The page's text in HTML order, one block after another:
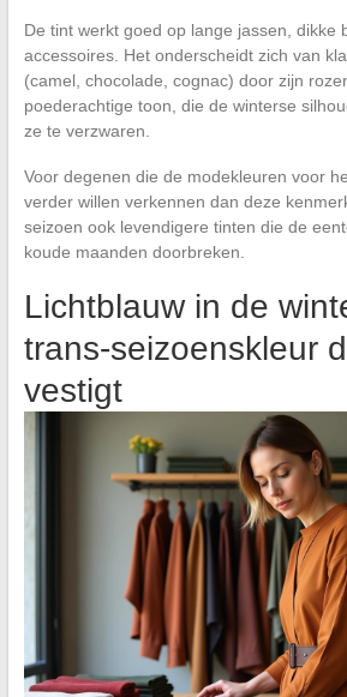
De tint werkt goed op lange jassen, dikke
accessoires. Het onderscheidt zich van
(camel, chocolade, cognac) door zijn
poederachtige toon, die de winterse
ze te verzwaren.
Voor degenen die de modekleuren voor
verder willen verkennen dan deze
seizoen ook levendigere tinten die de
koude maanden doorbreken.
Lichtblauw in de
trans-seizoenskleur
vestigt